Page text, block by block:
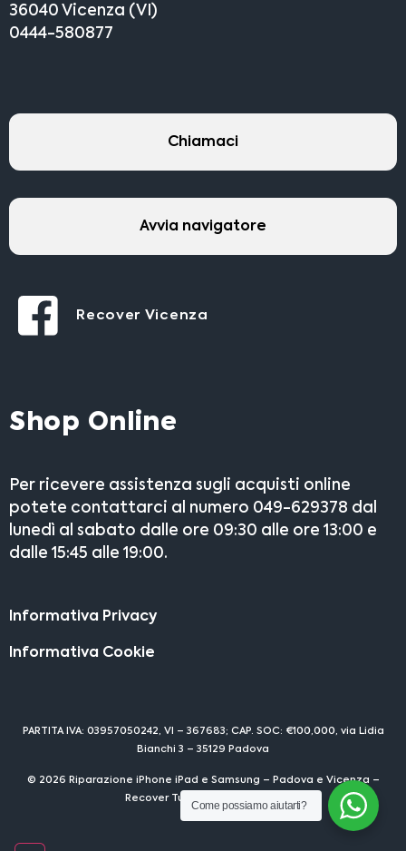
36040 Vicenza (VI)
0444-580877
Chiamaci
Avvia navigatore
Recover Vicenza
Shop Online
Per ricevere assistenza sugli acquisti online
potete contattarci al numero 049-629378 dal
lunedì al sabato dalle ore 09:30 alle ore 13:00 e
dalle 15:45 alle 19:00.
Informativa Privacy
Informativa Cookie
PARTITA IVA: 03957050242, VI – 367683; CAP. SOC: €100,000, via Lidia
Bianchi 3 – 35129 Padova
© 2026 Riparazione iPhone iPad e Samsung – Padova e Vicenza –
Recover Tutti i diritti riservati
Come possiamo aiutarti?